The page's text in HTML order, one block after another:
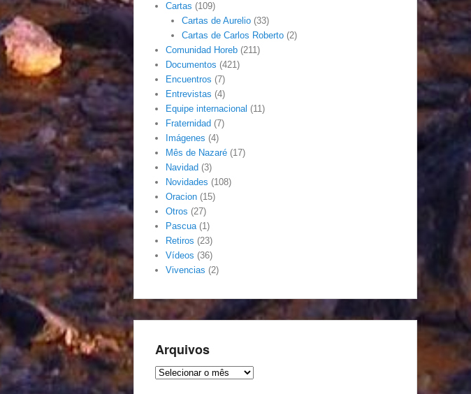
Cartas (109)
Cartas de Aurelio(33)
Cartas de Carlos Roberto(2)
Comunidad Horeb (211)
Documentos (421)
Encuentros (7)
Entrevistas (4)
Equipe internacional (11)
Fraternidad (7)
Imágenes (4)
Mês de Nazaré (17)
Navidad (3)
Novidades (108)
Oracion (15)
Otros (27)
Pascua(1)
Retiros (23)
Vídeos (36)
Vivencias (2)
Arquivos
Arquivos